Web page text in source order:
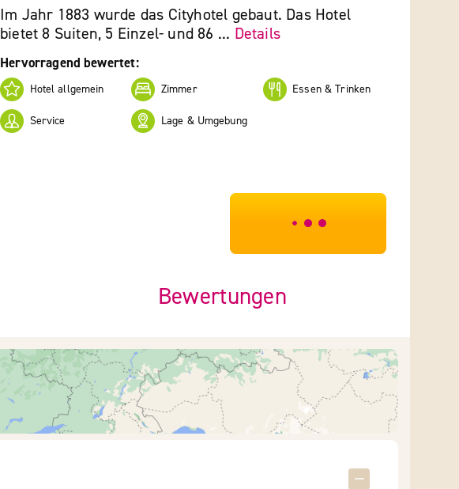
Im Jahr 1883 wurde das Cityhotel gebaut. Das Hotel
bietet 8 Suiten, 5 Einzel- und 86 ... Details
Hervorragend bewertet:
Hotel allgemein Zimmer Essen & Trinken
Service Lage & Umgebung
***************
Bewertungen